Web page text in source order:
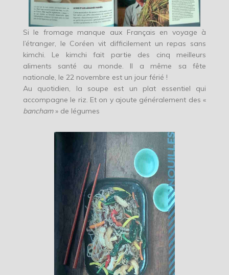
Si le fromage manque aux Français en voyage à
l’étranger, le Coréen vit difficilement un repas sans
kimchi. Le kimchi fait partie des cinq meilleurs
aliments santé au monde. Il a même sa fête
nationale, le 22 novembre est un jour férié !
Au quotidien, la soupe est un plat essentiel qui
accompagne le riz. Et on y ajoute généralement des «
bancham» de légumes